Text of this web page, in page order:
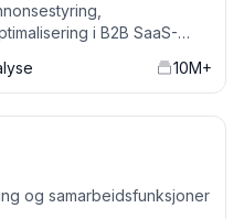
i B2B SaaS-
10M+
og samarbeidsfunksjoner